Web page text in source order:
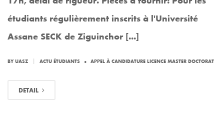
étudiants régulièrement inscrits à l'Université
Assane SECK de Ziguinchor [...]
BYUASZ ACTU ÉTUDIANTS . APPEL À CANDIDATURE LICENCE MASTER DOCTORAT
DETAIL